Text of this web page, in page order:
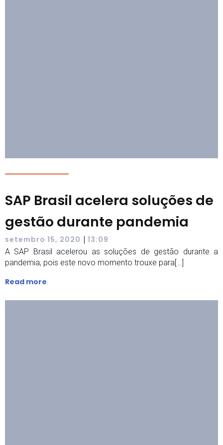
SAP Brasil acelera soluções de
gestão durante pandemia
setembro 15, 2020 | 13:09
A SAP Brasil acelerou as soluções de gestão durante a
pandemia, pois este novo momento trouxe para[…]
Read more